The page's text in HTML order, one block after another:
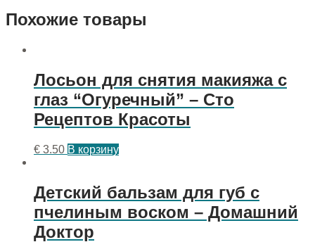
Похожие товары
Лосьон для снятия макияжа с
глаз “Огуречный” – Сто
Рецептов Красоты
€ 3.50 В корзину
Детский бальзам для губ с
пчелиным воском – Домашний
Доктор